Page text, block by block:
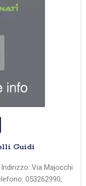
Guidi
Via Majocchi
053262990,